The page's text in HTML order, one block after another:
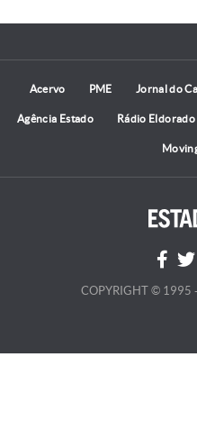
Acervo PME Jornal do
Agência Estado Rádio Eldorado
COPYRIGHT © 1995